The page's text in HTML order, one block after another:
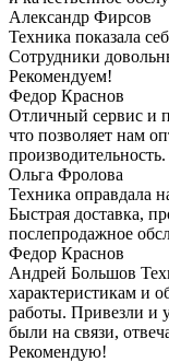
Александр Фирсов
Техника показала
Сотрудники
Рекомендуем!
Федор Краснов
Отличный сервис и
что позволяет нам
Ольга Фролова
Техника оправдала
Быстрая доставка,
послепродажное
Федор Краснов
Андрей Большов
характеристикам и
работы. Привезли и
были на связи,
Рекомендую!